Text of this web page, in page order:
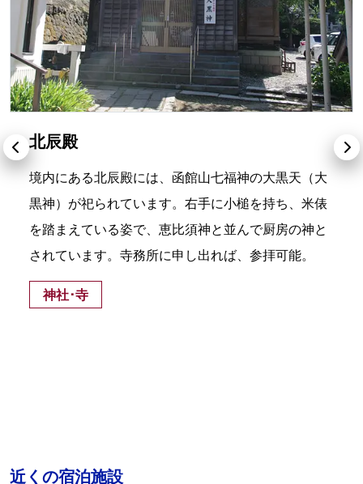
北辰殿
境内にある北辰殿には、函館山七福神の大黒天（大
黒神）が祀られています。右手に小槌を持ち、米俵
を踏まえている姿で、恵比須神と並んで厨房の神と
されています。寺務所に申し出れば、参拝可能。
神社･寺
近くの宿泊施設